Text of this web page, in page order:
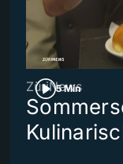
5 Min
ZüriNews